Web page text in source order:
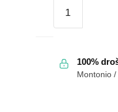
espadrilles
JJ274878
melnā
100%
Montonio